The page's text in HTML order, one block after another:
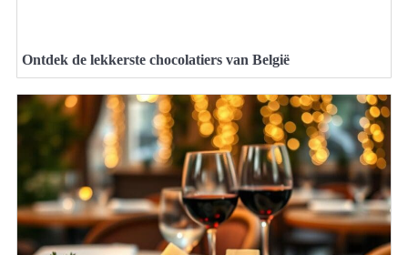
Ontdek de lekkerste chocolatiers van België